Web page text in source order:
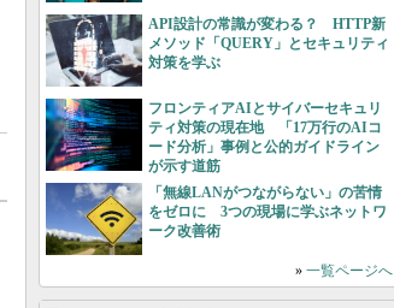
API設計の常識が変わる？ HTTP新
メソッド「QUERY」とセキュリティ
対策を学ぶ
フロンティアAIとサイバーセキュリ
ティ対策の現在地 「17万行のAIコ
ード分析」事例と公的ガイドライン
が示す道筋
「無線LANがつながらない」の苦情
をゼロに 3つの現場に学ぶネットワ
ーク改善術
» 一覧ページへ